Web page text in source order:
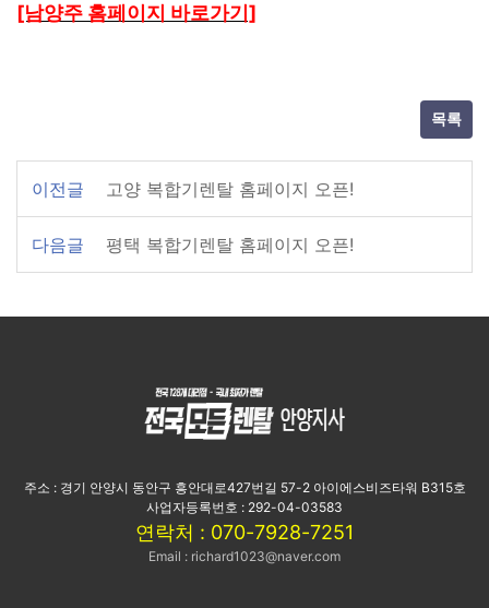
[남양주 홈페이지 바로가기]
목록
이전글 고양 복합기렌탈 홈페이지 오픈!
다음글 평택 복합기렌탈 홈페이지 오픈!
주소 : 경기 안양시 동안구 흥안대로427번길 57-2 아이에스비즈타워 B315호
사업자등록번호 : 292-04-03583
연락처 : 070-7928-7251
Email : richard1023@naver.com